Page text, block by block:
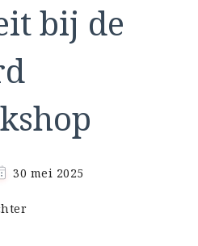
bij de
30 mei 2025